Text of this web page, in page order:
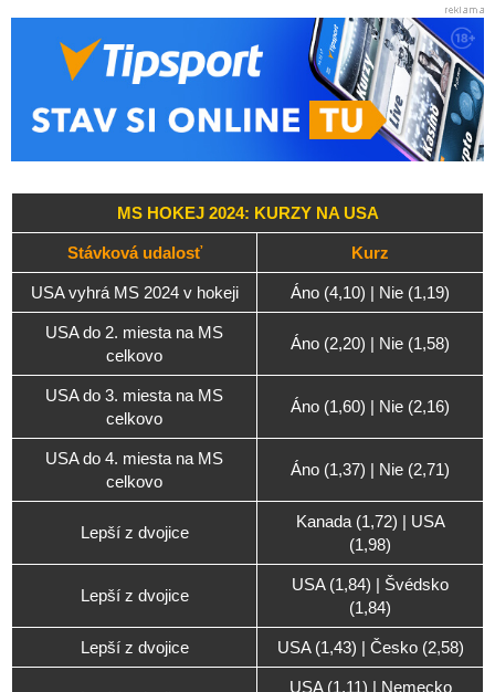
MS HOKEJ 2024: KURZY NA USA
Stávková udalosť Kurz
USA vyhrá MS 2024 v hokeji Áno (4,10) | Nie (1,19)
USA do 2. miesta na MS
celkovo
Áno (2,20) | Nie (1,58)
USA do 3. miesta na MS
celkovo
Áno (1,60) | Nie (2,16)
USA do 4. miesta na MS
celkovo
Áno (1,37) | Nie (2,71)
Lepší z dvojice
Kanada (1,72) | USA
(1,98)
Lepší z dvojice
USA (1,84) | Švédsko
(1,84)
Lepší z dvojice USA (1,43) | Česko (2,58)
USA (1,11) | Nemecko